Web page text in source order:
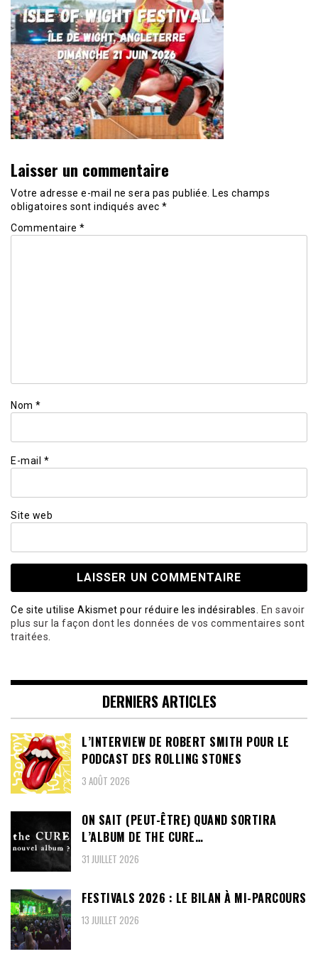
Laisser un commentaire
Votre adresse e-mail ne sera pas publiée.
Les champs
obligatoires sont indiqués avec *
Commentaire *
Nom *
E-mail *
Site web
Ce site utilise Akismet pour réduire les indésirables.
En savoir
plus sur la façon dont les données de vos commentaires sont
traitées
DERNIERS ARTICLES
L’INTERVIEW DE ROBERT SMITH POUR LE
PODCAST DES ROLLING STONES
3 AOÛT 2026
ON SAIT (PEUT-ÊTRE) QUAND SORTIRA
L’ALBUM DE THE CURE…
31 JUILLET 2026
FESTIVALS 2026 : LE BILAN À MI-PARCOURS
13 JUILLET 2026